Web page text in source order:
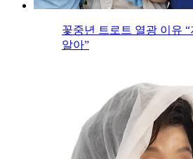
꽃중년 트로트 열광 이유
알아”